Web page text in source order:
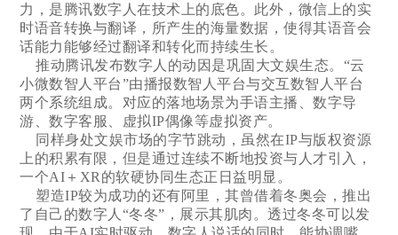
力，是腾讯数字人在技术上的底色。此外，微信上的实
时语音转换与翻译，所产生的海量数据，使得其语音会
话能力能够经过翻译和转化而持续生长。
推动腾讯发布数字人的动因是巩固大文娱生态。“云
小微数智人平台”由播报数智人平台与交互数智人平台
两个系统组成。对应的落地场景为手语主播、数字导
游、数字客服、虚拟IP偶像等虚拟资产。
同样身处文娱市场的字节跳动，虽然在IP与版权资源
上的积累有限，但是通过连续不断地投资与人才引入，
一个AI＋XR的软硬协同生态正日益明显。
塑造IP较为成功的还有阿里，其曾借着冬奥会，推出
了自己的数字人“冬冬”，展示其肌肉。透过冬冬可以发